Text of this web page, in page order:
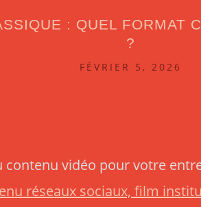
: QUEL FORMAT
?
FÉVRIER 5, 2026
contenu vidéo pour votre
réseaux sociaux, film